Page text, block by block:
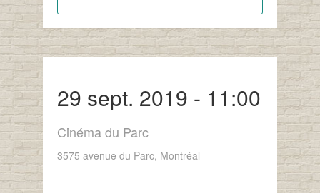
29 sept. 2019 - 11:00
Cinéma du Parc
3575 avenue du Parc, Montréal